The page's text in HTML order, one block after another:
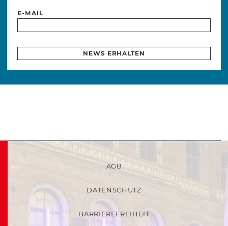
E-MAIL
NEWS ERHALTEN
AGB
DATENSCHUTZ
BARRIEREFREIHEIT